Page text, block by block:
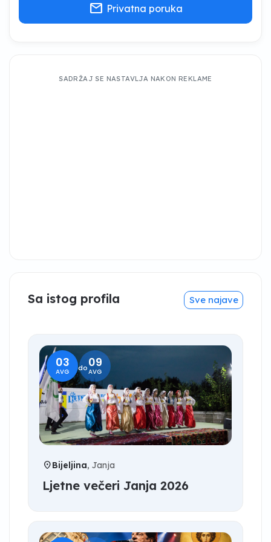
mail Privatna poruka
SADRŽAJ SE NASTAVLJA NAKON REKLAME
Sa istog profila Sve najave
03
AVG
09
AVG
do
location_onBijeljina, Janja
Ljetne večeri Janja 2026